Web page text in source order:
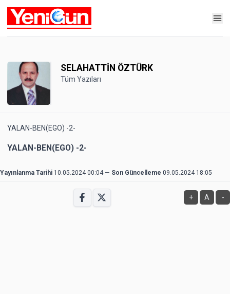
SELAHATTİN ÖZTÜRK
Tüm Yazıları
YALAN-BEN(EGO) -2-
YALAN-BEN(EGO) -2-
Yayınlanma Tarihi 10.05.2024 00:04— Son Güncelleme 09.05.2024 18:05
+ A -